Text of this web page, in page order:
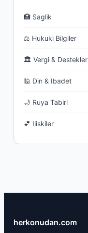
🏥 Saglik
⚖ Hukuki Bilgiler
🏛 Vergi & Destekler
🕌 Din & Ibadet
🌙 Ruya Tabiri
💕 Iliskiler
herkonudan.com